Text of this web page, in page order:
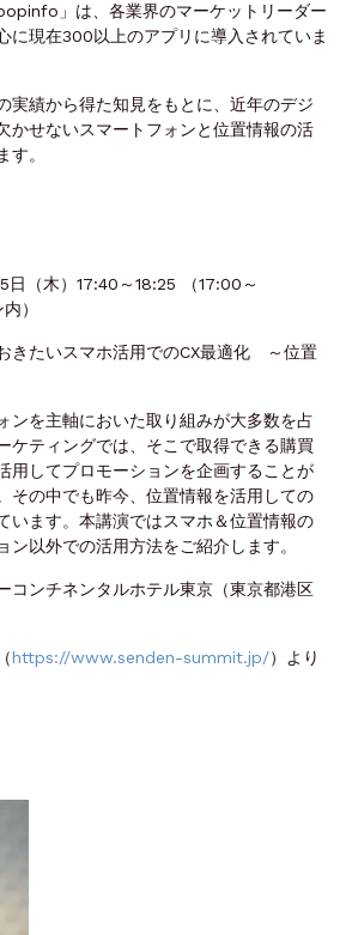
」は、各業界のマーケットリーダー
に現在300以上のアプリに導入されていま
実績から得た知見をもとに、近年のデジ
かせないスマートフォンと位置情報の活
す。
（木）17:40～18:25 （17:00～
）
きたいスマホ活用でのCX最適化 ～位置
ンを主軸においた取り組みが大多数を占
ケティングでは、そこで取得できる購買
用してプロモーションを企画することが
その中でも昨今、位置情報を活用しての
います。本講演ではスマホ＆位置情報の
ン以外での活用方法をご紹介します。
ンチネンタルホテル東京（東京都港区
https://www.senden-summit.jp/）より